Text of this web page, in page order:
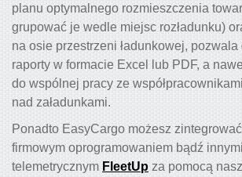
planu optymalnego rozmieszczenia
grupować je wedle miejsc rozładunku)
na osie przestrzeni ładunkowej,
raporty w formacie Excel lub PDF, a
do wspólnej pracy ze współpracownikami
nad załadunkami.
Ponadto EasyCargo możesz
firmowym oprogramowaniem bądź
telemetrycznym FleetUp za pomocą